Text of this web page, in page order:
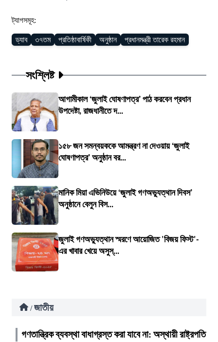
ট্যাগসমূহ:
ড্যাব ৩৭তম প্রতিষ্ঠাবার্ষিকী অনুষ্ঠান প্রধানমন্ত্রী তারেক রহমান
সংশ্লিষ্ট
আগামীকাল ‘জুলাই ঘোষণাপত্র’ পাঠ করবেন প্রধান
উপদেষ্টা, রাজধানীতে দ...
১৫৮ জন সমন্বয়ককে আমন্ত্রণ না দেওয়ায় ‘জুলাই
ঘোষণাপত্র’ অনুষ্ঠান বর...
মানিক মিয়া এভিনিউয়ে ‘জুলাই গণঅভ্যুত্থান দিবস’
অনুষ্ঠানে বেলুন বিস...
জুলাই গণঅভ্যুত্থান স্মরণে আয়োজিত 'বিজয় ফিস্ট'-
এর খাবার খেয়ে অসুস্...
/ জাতীয়
গণতান্ত্রিক ব্যবস্থা বাধাগ্রস্ত করা যাবে না: অস্থায়ী রাষ্ট্রপতি